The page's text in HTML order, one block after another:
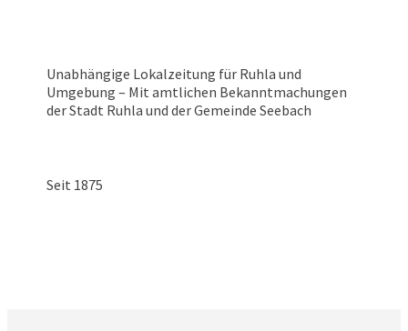
Unabhängige Lokalzeitung für Ruhla und
Umgebung – Mit amtlichen Bekanntmachungen
der Stadt Ruhla und der Gemeinde Seebach
Seit 1875